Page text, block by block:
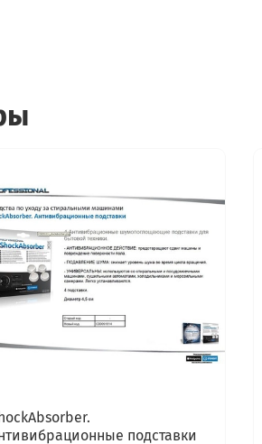
подставки